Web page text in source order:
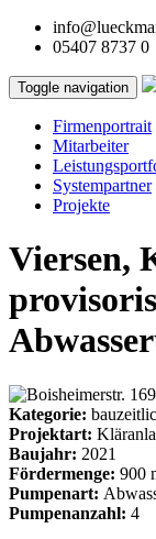
05407 8737 0
Toggle navigation
Firmenportrait
Mitarbeiter
Systempartner
Projekte
Viersen,
Kategorie:
Projektart:
Baujahr: 2021
Fördermenge: 900
Pumpenart:
Pumpenanzahl: 4